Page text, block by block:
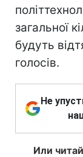
загальної
будуть
голосів.
Не
Или